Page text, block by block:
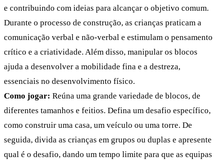
e contribuindo com ideias para alcançar o objetivo comum.
Durante o processo de construção, as crianças praticam a
comunicação verbal e não-verbal e estimulam o pensamento
crítico e a criatividade. Além disso, manipular os blocos
ajuda a desenvolver a mobilidade fina e a destreza,
essenciais no desenvolvimento físico.
Como jogar: Reúna uma grande variedade de blocos, de
diferentes tamanhos e feitios. Defina um desafio específico,
como construir uma casa, um veículo ou uma torre. De
seguida, divida as crianças em grupos ou duplas e apresente
qual é o desafio, dando um tempo limite para que as equipas